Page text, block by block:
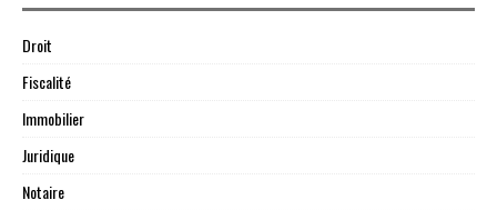
Droit
Fiscalité
Immobilier
Juridique
Notaire